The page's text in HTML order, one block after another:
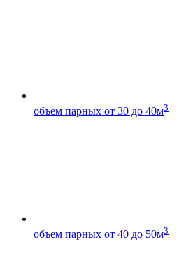
объем парных от 30 до 40м3
объем парных от 40 до 50м3